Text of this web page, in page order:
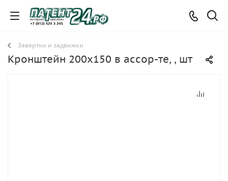
Завертки и задвижки
Кронштейн 200х150 в ассор-те, , шт